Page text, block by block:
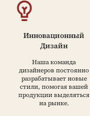
Инновационный
Дизайн
Наша команда
дизайнеров постоянно
разрабатывает новые
стили, помогая вашей
продукции выделяться
на рынке.